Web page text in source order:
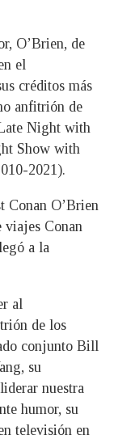
O’Brien, de
el
créditos más
anfitrión de
Night with
Show with
2021).
Conan O’Brien
viajes Conan
a la
al
de los
conjunto Bill
su
nuestra
humor, su
televisión en